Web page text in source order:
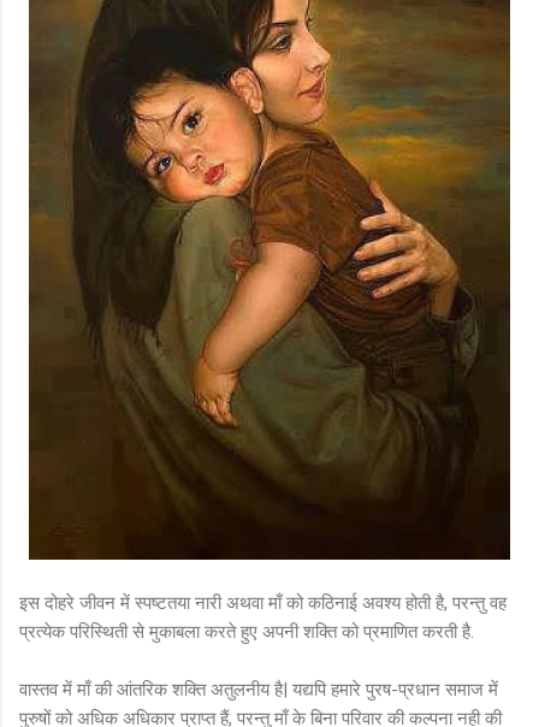
इस दोहरे जीवन में स्पष्टतया नारी अथवा माँ को कठिनाई अवश्य होती है, परन्तु वह
प्रत्येक परिस्थिती से मुकाबला करते हुए अपनी शक्ति को प्रमाणित करती है.
वास्तव में माँ की आंतरिक शक्ति अतुलनीय है| यद्यपि हमारे पुरष-प्रधान समाज में
पुरुषों को अधिक अधिकार प्राप्त हैं, परन्तु माँ के बिना परिवार की कल्पना नही की